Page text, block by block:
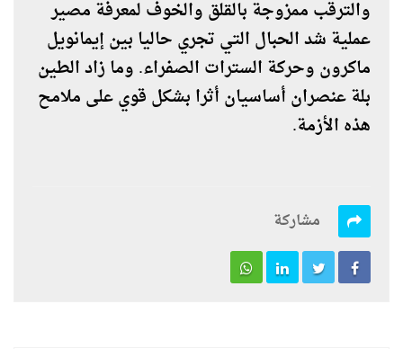
والترقب ممزوجة بالقلق والخوف لمعرفة مصير
عملية شد الحبال التي تجري حاليا بين إيمانويل
ماكرون وحركة السترات الصفراء. وما زاد الطين
بلة عنصران أساسيان أثرا بشكل قوي على ملامح
هذه الأزمة.
مشاركة